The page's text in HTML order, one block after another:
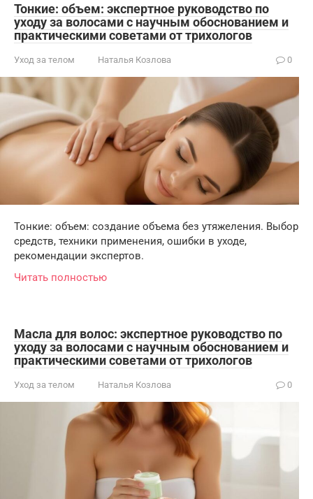
Тонкие: объем: экспертное руководство по
уходу за волосами с научным обоснованием и
практическими советами от трихологов
Уход за телом Наталья Козлова 0
Тонкие: объем: создание объема без утяжеления. Выбор
средств, техники применения, ошибки в уходе,
рекомендации экспертов.
Читать полностью
Масла для волос: экспертное руководство по
уходу за волосами с научным обоснованием и
практическими советами от трихологов
Уход за телом Наталья Козлова 0